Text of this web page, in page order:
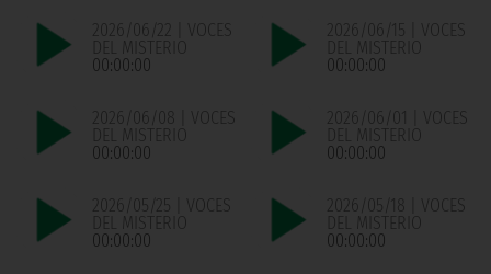
2026/06/22 | VOCES
DEL MISTERIO
00:00:00
2026/06/15 | VOCES
DEL MISTERIO
00:00:00
2026/06/08 | VOCES
DEL MISTERIO
00:00:00
2026/06/01 | VOCES
DEL MISTERIO
00:00:00
2026/05/25 | VOCES
DEL MISTERIO
00:00:00
2026/05/18 | VOCES
DEL MISTERIO
00:00:00